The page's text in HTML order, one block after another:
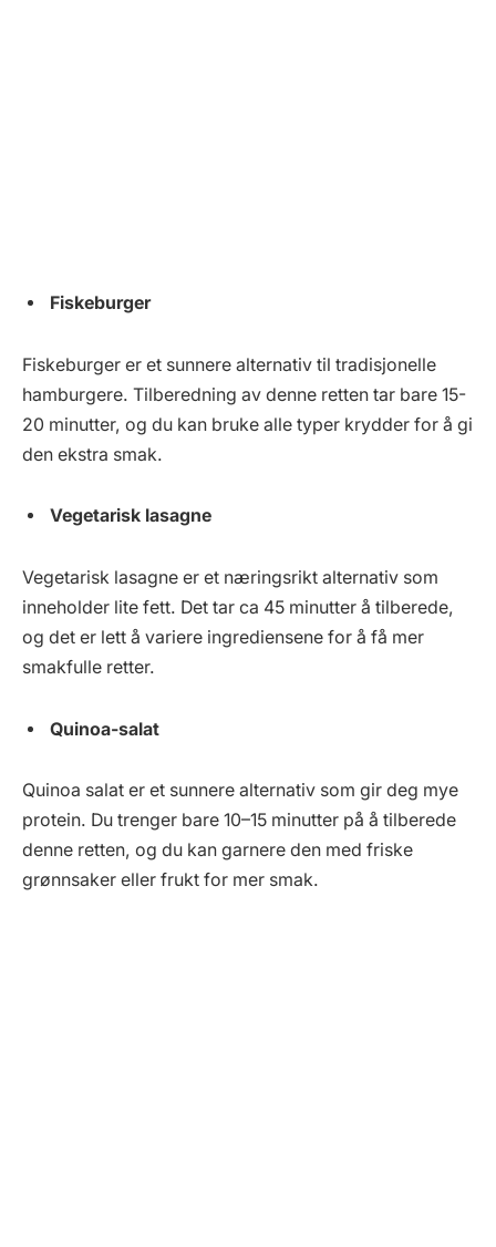
Fiskeburger
Fiskeburger er et sunnere alternativ til tradisjonelle
hamburgere. Tilberedning av denne retten tar bare 15-
20 minutter, og du kan bruke alle typer krydder for å gi
den ekstra smak.
Vegetarisk lasagne
Vegetarisk lasagne er et næringsrikt alternativ som
inneholder lite fett. Det tar ca 45 minutter å tilberede,
og det er lett å variere ingrediensene for å få mer
smakfulle retter.
Quinoa-salat
Quinoa salat er et sunnere alternativ som gir deg mye
protein. Du trenger bare 10–15 minutter på å tilberede
denne retten, og du kan garnere den med friske
grønnsaker eller frukt for mer smak.